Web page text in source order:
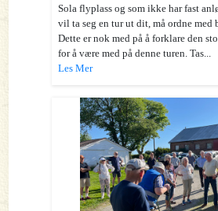
Sola flyplass og som ikke har fast
vil ta seg en tur ut dit, må ordne med
Dette er nok med på å forklare den
for å være med på denne turen. Tas...
Les Mer